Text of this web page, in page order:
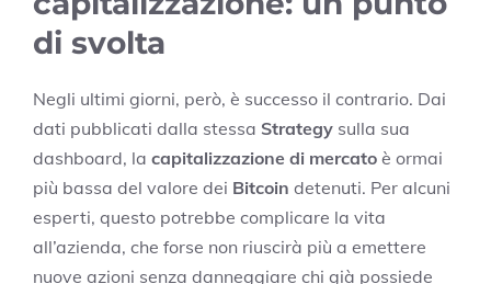
di svolta
Negli ultimi giorni, però, è successo il contrario. Dai
dati pubblicati dalla stessa Strategy sulla sua
dashboard, la capitalizzazione di mercato è ormai
più bassa del valore dei Bitcoin detenuti. Per alcuni
esperti, questo potrebbe complicare la vita
all’azienda, che forse non riuscirà più a emettere
nuove azioni senza danneggiare chi già possiede